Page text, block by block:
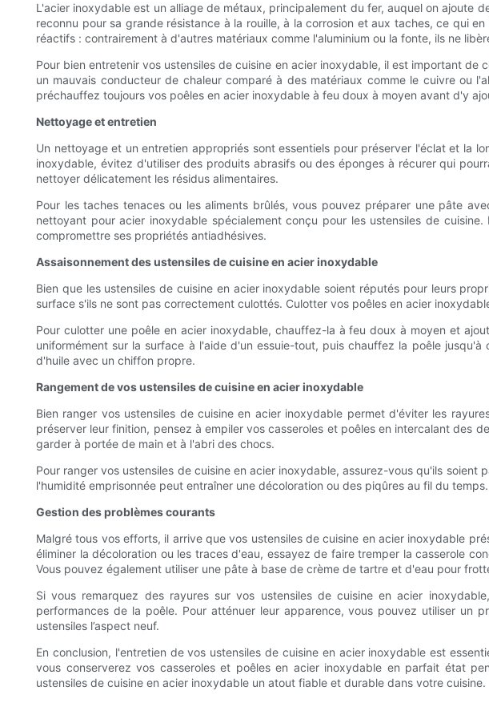
L'acier inoxydable est un alliage de métaux, principalement du fer, auquel on ajoute
reconnu pour sa grande résistance à la rouille, à la corrosion et aux taches, ce qui
réactifs : contrairement à d'autres matériaux comme l'aluminium ou la fonte, ils ne
Pour bien entretenir vos ustensiles de cuisine en acier inoxydable, il est important
un mauvais conducteur de chaleur comparé à des matériaux comme le cuivre ou
préchauffez toujours vos poêles en acier inoxydable à feu doux à moyen avant d'y
Nettoyage et entretien
Un nettoyage et un entretien appropriés sont essentiels pour préserver l'éclat et la
inoxydable, évitez d'utiliser des produits abrasifs ou des éponges à récurer qui
nettoyer délicatement les résidus alimentaires.
Pour les taches tenaces ou les aliments brûlés, vous pouvez préparer une pâte
nettoyant pour acier inoxydable spécialement conçu pour les ustensiles de
compromettre ses propriétés antiadhésives.
Assaisonnement des ustensiles de cuisine en acier inoxydable
Bien que les ustensiles de cuisine en acier inoxydable soient réputés pour leurs
surface s'ils ne sont pas correctement culottés. Culotter vos poêles en acier
Pour culotter une poêle en acier inoxydable, chauffez-la à feu doux à moyen et
uniformément sur la surface à l'aide d'un essuie-tout, puis chauffez la poêle
d'huile avec un chiffon propre.
Rangement de vos ustensiles de cuisine en acier inoxydable
Bien ranger vos ustensiles de cuisine en acier inoxydable permet d'éviter les
préserver leur finition, pensez à empiler vos casseroles et poêles en intercalant des
garder à portée de main et à l'abri des chocs.
Pour ranger vos ustensiles de cuisine en acier inoxydable, assurez-vous qu'ils
l'humidité emprisonnée peut entraîner une décoloration ou des piqûres au fil du temps.
Gestion des problèmes courants
Malgré tous vos efforts, il arrive que vos ustensiles de cuisine en acier inoxydable
éliminer la décoloration ou les traces d'eau, essayez de faire tremper la casserole
Vous pouvez également utiliser une pâte à base de crème de tartre et d'eau pour
Si vous remarquez des rayures sur vos ustensiles de cuisine en acier
performances de la poêle. Pour atténuer leur apparence, vous pouvez utiliser
ustensiles l’aspect neuf.
En conclusion, l'entretien de vos ustensiles de cuisine en acier inoxydable est
vous conserverez vos casseroles et poêles en acier inoxydable en parfait état
ustensiles de cuisine en acier inoxydable un atout fiable et durable dans votre cuisine.